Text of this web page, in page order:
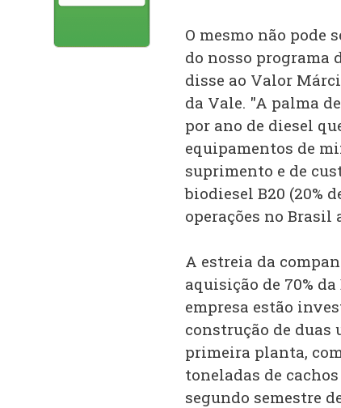
O mesmo não pode
do nosso programa
disse ao Valor
da Vale. "A palma
por ano de diesel
equipamentos de
suprimento e de
biodiesel B20 (20%
operações no Brasil
A estreia da
aquisição de 70%
empresa estão
construção de duas
primeira planta,
toneladas de
segundo semestre